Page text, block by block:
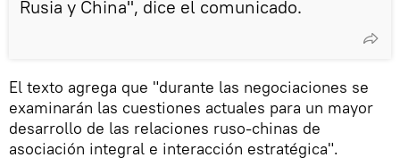
Rusia y China", dice el comunicado.
El texto agrega que "durante las negociaciones se
examinarán las cuestiones actuales para un mayor
desarrollo de las relaciones ruso-chinas de
asociación integral e interacción estratégica".